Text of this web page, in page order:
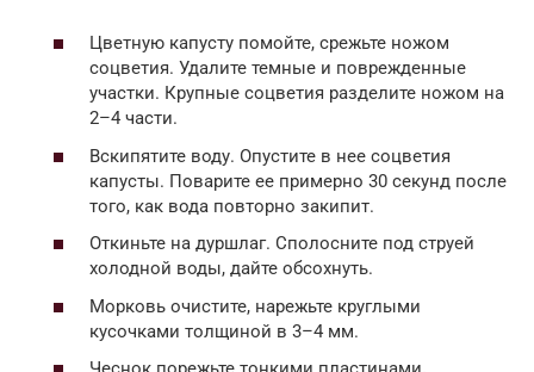
Цветную капусту помойте, срежьте ножом
соцветия. Удалите темные и поврежденные
участки. Крупные соцветия разделите ножом на
2–4 части.
Вскипятите воду. Опустите в нее соцветия
капусты. Поварите ее примерно 30 секунд после
того, как вода повторно закипит.
Откиньте на дуршлаг. Сполосните под струей
холодной воды, дайте обсохнуть.
Морковь очистите, нарежьте круглыми
кусочками толщиной в 3–4 мм.